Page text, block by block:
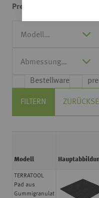
Preis:
Bestellware
FILTERN
TERRATOOL
Pad aus
Gummigranulat
Modell